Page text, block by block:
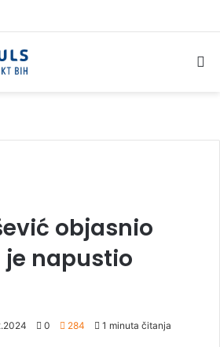
objasnio
je napustio
0 284 1 minuta čitanja